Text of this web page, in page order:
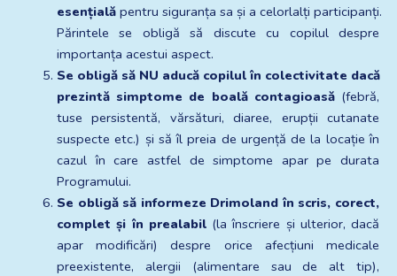
esențială pentru siguranța sa și a celorlalți participanți.
Părintele se obligă să discute cu copilul despre
importanța acestui aspect.
Se obligă să NU aducă copilul în colectivitate dacă
prezintă simptome de boală contagioasă (febră,
tuse persistentă, vărsături, diaree, erupții cutanate
suspecte etc.) și să îl preia de urgență de la locație în
cazul în care astfel de simptome apar pe durata
Programului.
Se obligă să informeze Drimoland în scris, corect,
complet și în prealabil (la înscriere și ulterior, dacă
apar modificări) despre orice afecțiuni medicale
preexistente, alergii (alimentare sau de alt tip),